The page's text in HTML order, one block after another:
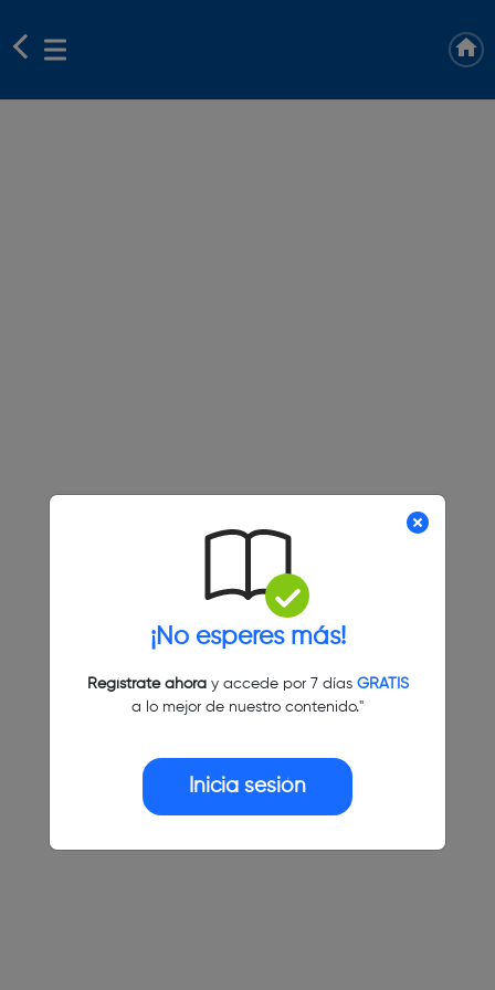
¡No esperes más!
Regístrate ahoray accede por 7 días GRATIS
a lo mejor de nuestro contenido."
Inicia sesión